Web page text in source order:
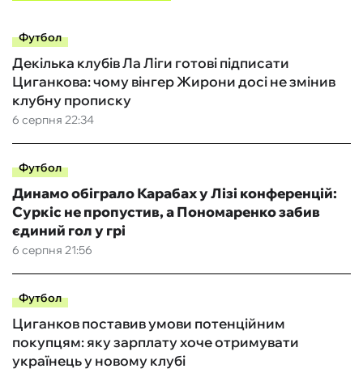
Футбол
6 серпня 22:34
Декілька клубів Ла Ліги готові підписати
Циганкова: чому вінгер Жирони досі не змінив
клубну прописку
Футбол
6 серпня 21:56
Динамо обіграло Карабах у Лізі конференцій:
Суркіс не пропустив, а Пономаренко забив
єдиний гол у грі
Футбол
Циганков поставив умови потенційним
покупцям: яку зарплату хоче отримувати
українець у новому клубі